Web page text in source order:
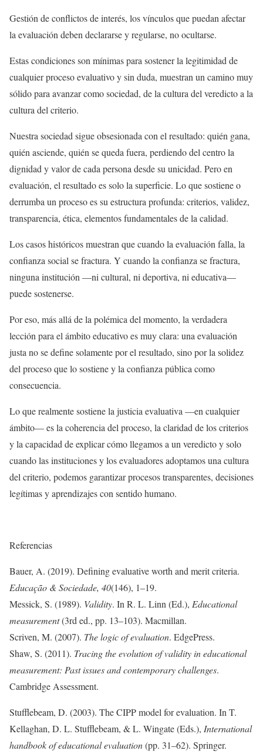
Gestión de conflictos de interés, los vínculos que puedan afectar
la evaluación deben declararse y regularse, no ocultarse.
Estas condiciones son mínimas para sostener la legitimidad de
cualquier proceso evaluativo y sin duda, muestran un camino muy
sólido para avanzar como sociedad, de la cultura del veredicto a la
cultura del criterio.
Nuestra sociedad sigue obsesionada con el resultado: quién gana,
quién asciende, quién se queda fuera, perdiendo del centro la
dignidad y valor de cada persona desde su unicidad. Pero en
evaluación, el resultado es solo la superficie. Lo que sostiene o
derrumba un proceso es su estructura profunda: criterios, validez,
transparencia, ética, elementos fundamentales de la calidad.
Los casos históricos muestran que cuando la evaluación falla, la
confianza social se fractura. Y cuando la confianza se fractura,
ninguna institución —ni cultural, ni deportiva, ni educativa—
puede sostenerse.
Por eso, más allá de la polémica del momento, la verdadera
lección para el ámbito educativo es muy clara: una evaluación
justa no se define solamente por el resultado, sino por la solidez
del proceso que lo sostiene y la confianza pública como
consecuencia.
Lo que realmente sostiene la justicia evaluativa —en cualquier
ámbito— es la coherencia del proceso, la claridad de los criterios
y la capacidad de explicar cómo llegamos a un veredicto y solo
cuando las instituciones y los evaluadores adoptamos una cultura
del criterio, podemos garantizar procesos transparentes, decisiones
legítimas y aprendizajes con sentido humano.
Referencias
Bauer, A. (2019). Defining evaluative worth and merit criteria.
Educação &Sociedade, 40(146), 1–19.
Messick, S. (1989). Validity. In R. L. Linn (Ed.), Educational
measurement(3rd ed., pp. 13–103). Macmillan.
Scriven, M. (2007). The logic of evaluation. EdgePress.
Shaw, S. (2011). Tracing the evolution of validity in educational
measurement: Past issues and contemporary challenges.
Cambridge Assessment.
Stufflebeam, D. (2003). The CIPP model for evaluation. In T.
Kellaghan, D. L. Stufflebeam, & L. Wingate (Eds.), International
handbook of educational evaluation(pp. 31–62). Springer.